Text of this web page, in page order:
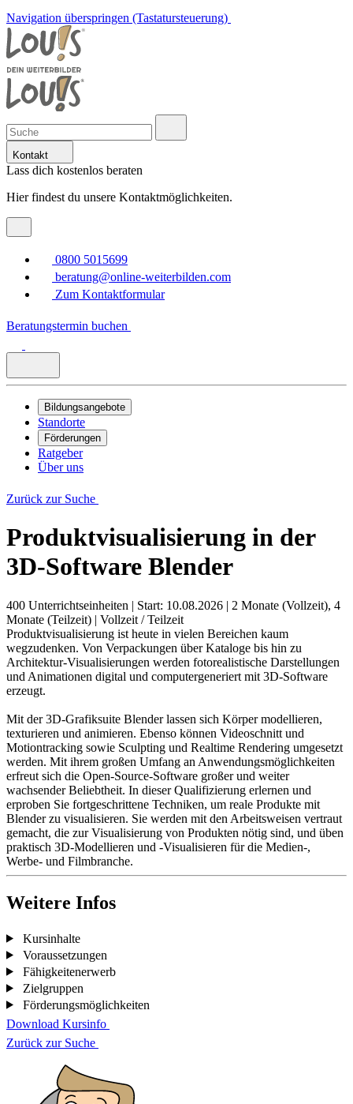
Navigation überspringen (Tastatursteuerung)
Kontakt
Lass dich kostenlos beraten
Hier findest du unsere Kontaktmöglichkeiten.
0800 5015699
beratung@online-weiterbilden.com
Zum Kontaktformular
Beratungstermin buchen
Bildungsangebote
Standorte
Förderungen
Ratgeber
Über uns
Zurück zur Suche
Produktvisualisierung in der
3D-Software Blender
400 Unterrichtseinheiten | Start: 10.08.2026 | 2 Monate (Vollzeit), 4
Monate (Teilzeit) | Vollzeit / Teilzeit
Produktvisualisierung ist heute in vielen Bereichen kaum
wegzudenken. Von Verpackungen über Kataloge bis hin zu
Architektur-Visualisierungen werden fotorealistische Darstellungen
und Animationen digital und computergeneriert mit 3D-Software
erzeugt.
Mit der 3D-Grafiksuite Blender lassen sich Körper modellieren,
texturieren und animieren. Ebenso können Videoschnitt und
Motiontracking sowie Sculpting und Realtime Rendering umgesetzt
werden. Mit ihrem großen Umfang an Anwendungsmöglichkeiten
erfreut sich die Open-Source-Software großer und weiter
wachsender Beliebtheit. In dieser Qualifizierung erlernen und
erproben Sie fortgeschrittene Techniken, um reale Produkte mit
Blender zu visualisieren. Sie werden mit den Arbeitsweisen vertraut
gemacht, die zur Visualisierung von Produkten nötig sind, und üben
praktisch 3D-Modellieren und -Visualisieren für die Medien-,
Werbe- und Filmbranche.
Weitere Infos
Kursinhalte
Voraussetzungen
Fähigkeitenerwerb
Zielgruppen
Förderungsmöglichkeiten
Download Kursinfo
Zurück zur Suche